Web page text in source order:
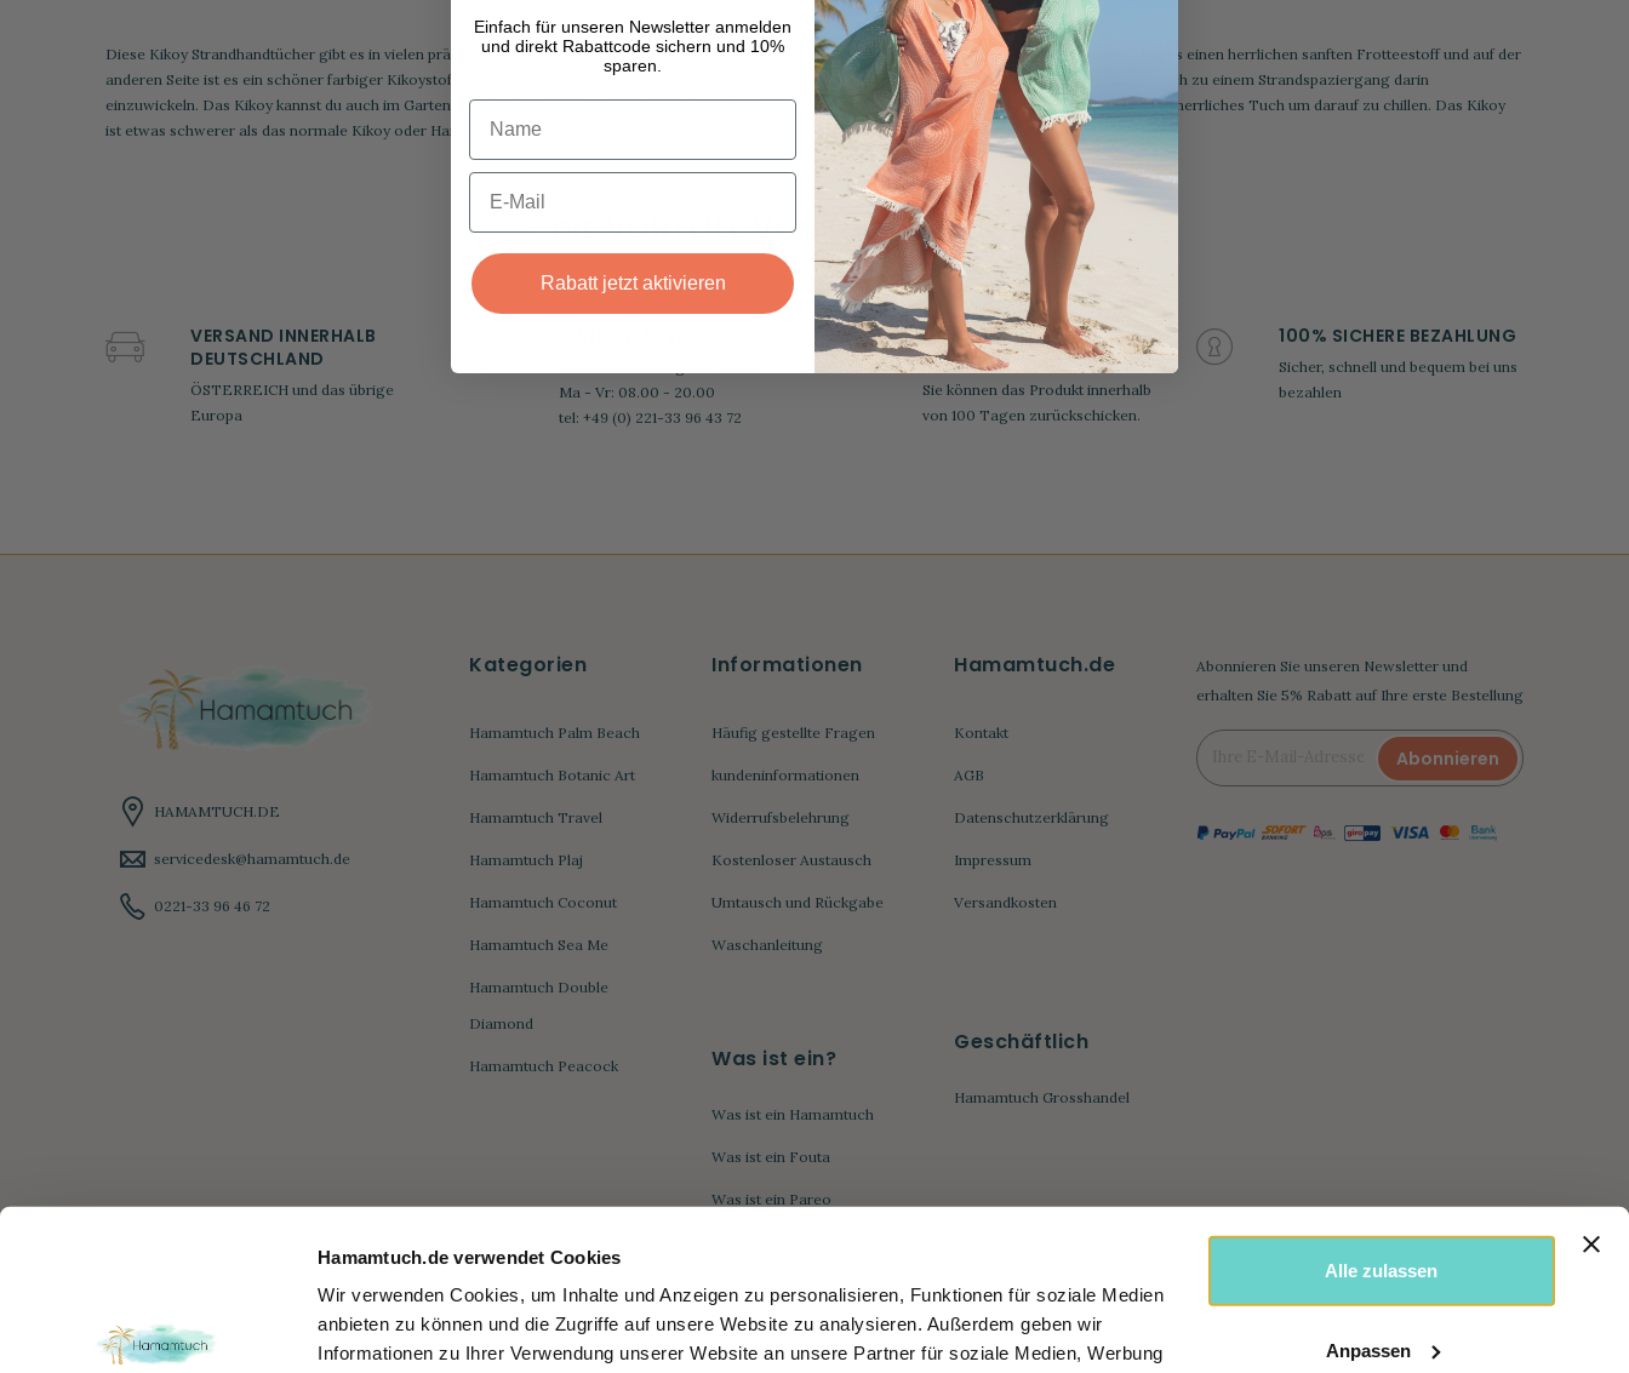
Hamamtuch.de verwendet Cookies
Wir verwenden Cookies, um Inhalte und Anzeigen zu personalisieren, Funktionen für soziale Medien
anbieten zu können und die Zugriffe auf unsere Website zu analysieren. Außerdem geben wir
Informationen zu Ihrer Verwendung unserer Website an unsere Partner für soziale Medien, Werbung
Alle zulassen
Anpassen
Diese Kikoy Strandhandtücher gibt es in vielen prächtigen Farben. Dieses vielseitige Tuch hat zwei verschieden gearbeitete Seiten. Auf der einen Seite hat es einen herrlichen sanften Frotteestoff und auf der
anderen Seite ist es ein schöner farbiger Kikoystoff. Klasse für den Strand oder für das Schwimmbad. Sie sind herrlich um darauf zu liegen und trendy, um sich zu einem Strandspaziergang darin
einzuwickeln. Das Kikoy kannst du auch im Garten über einem Liegestuhl legen oder du nimmst es mit in die Sauna. Gehst du auf ein Festival, dann ist es ein herrliches Tuch um darauf zu chillen. Das Kikoy
ist etwas schwerer als das normale Kikoy oder Hamamtuch, aber leichter als ein normales Standlaken.
DIE VORTEILE VON HAMAMTUCH.DE
At your service
VERSAND INNERHALB
DEUTSCHLAND
ÖSTERREICH und das übrige
Europa
Ma - Vr: 08.00 - 20.00
tel: +49 (0) 221-33 96 43 72
100 TAGEN
RÜCKGABERECHT
Sie können das Produkt innerhalb
von 100 Tagen zurückschicken.
100% SICHERE BEZAHLUNG
Sicher, schnell und bequem bei uns
bezahlen
HAMAMTUCH.DE
servicedesk@hamamtuch.de
0221-33 96 46 72
Kategorien
Hamamtuch Palm Beach
Hamamtuch Botanic Art
Hamamtuch Travel
Hamamtuch Plaj
Hamamtuch Coconut
Hamamtuch Sea Me
Hamamtuch Double
Diamond
Hamamtuch Peacock
Informationen
Häufig gestellte Fragen
kundeninformationen
Widerrufsbelehrung
Kostenloser Austausch
Umtausch und Rückgabe
Waschanleitung
Was ist ein?
Was ist ein Hamamtuch
Was ist ein Fouta
Was ist ein Pareo
Was ist ein Strandtuch
Hamamtuch.de
Kontakt
AGB
Datenschutzerklärung
Impressum
Versandkosten
Geschäftlich
Hamamtuch Grosshandel
Abonnieren Sie unseren Newsletter und
erhalten Sie 5% Rabatt auf Ihre erste Bestellung
Abonnieren
Einfach für unseren Newsletter anmelden
und direkt Rabattcode sichern und 10%
sparen.
Name
E-mail
Rabatt jetzt aktivieren